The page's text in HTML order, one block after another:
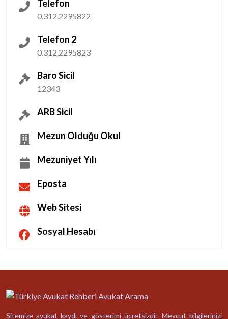
Telefon
0.312.2295822
Telefon 2
0.312.2295823
Baro Sicil
12343
ARB Sicil
Mezun Olduğu Okul
Mezuniyet Yılı
Eposta
Web Sitesi
Sosyal Hesabı
Sitemize avukat kaydı ve gösterimi ücretsizdir. Mevcut bilgilerinizi